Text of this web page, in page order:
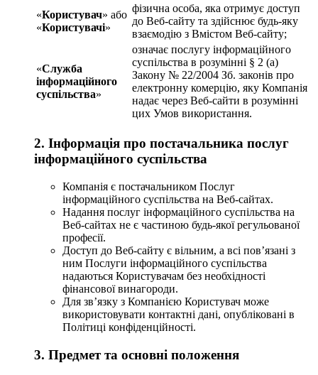
«Користувач» або
«Користувачі»
фізична особа, яка отримує доступ
до Веб-сайту та здійснює будь-яку
взаємодію з Вмістом Веб-сайту;
«Служба
інформаційного
суспільства»
означає послугу інформаційного
суспільства в розумінні § 2 (a)
Закону № 22/2004 Зб. законів про
електронну комерцію, яку Компанія
надає через Веб-сайти в розумінні
цих Умов використання.
2. Інформація про постачальника послуг
інформаційного суспільства
Компанія є постачальником Послуг
інформаційного суспільства на Веб-сайтах.
Надання послуг інформаційного суспільства на
Веб-сайтах не є частиною будь-якої регульованої
професії.
Доступ до Веб-сайту є вільним, а всі пов’язані з
ним Послуги інформаційного суспільства
надаються Користувачам без необхідності
фінансової винагороди.
Для зв’язку з Компанією Користувач може
використовувати контактні дані, опубліковані в
Політиці конфіденційності.
3. Предмет та основні положення